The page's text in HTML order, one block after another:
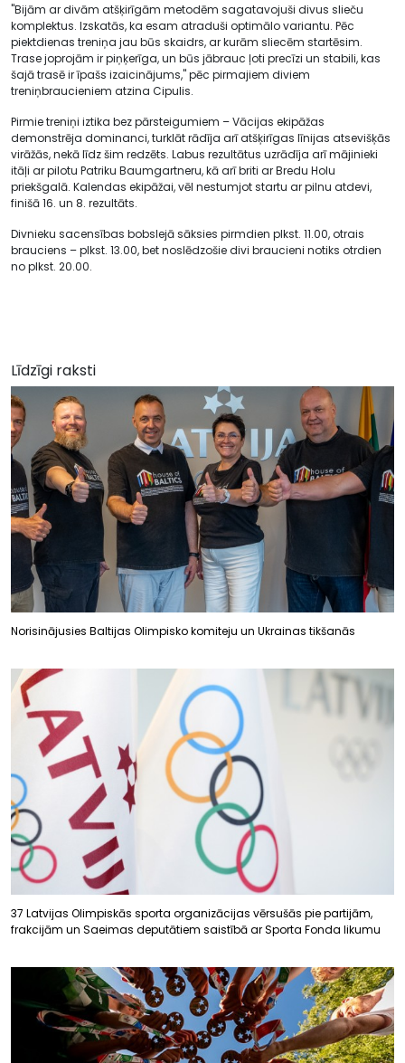
"Bijām ar divām atšķirīgām metodēm sagatavojuši divus slieču
komplektus. Izskatās, ka esam atraduši optimālo variantu. Pēc
piektdienas treniņa jau būs skaidrs, ar kurām sliecēm startēsim.
Trase joprojām ir piņķerīga, un būs jābrauc ļoti precīzi un stabili, kas
šajā trasē ir īpašs izaicinājums," pēc pirmajiem diviem
treniņbraucieniem atzina Cipulis.
Pirmie treniņi iztika bez pārsteigumiem – Vācijas ekipāžas
demonstrēja dominanci, turklāt rādīja arī atšķirīgas līnijas atsevišķās
virāžās, nekā līdz šim redzēts. Labus rezultātus uzrādīja arī mājinieki
itāļi ar pilotu Patriku Baumgartneru, kā arī briti ar Bredu Holu
priekšgalā. Kalendas ekipāžai, vēl nestumjot startu ar pilnu atdevi,
finišā 16. un 8. rezultāts.
Divnieku sacensības bobslejā sāksies pirmdien plkst. 11.00, otrais
brauciens – plkst. 13.00, bet noslēdzošie divi braucieni notiks otrdien
no plkst. 20.00.
Līdzīgi raksti
Norisinājusies Baltijas Olimpisko komiteju un Ukrainas tikšanās
37 Latvijas Olimpiskās sporta organizācijas vērsušās pie partijām,
frakcijām un Saeimas deputātiem saistībā ar Sporta Fonda likumu